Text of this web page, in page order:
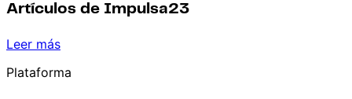
Artículos de Impulsa23
Leer más
Plataforma